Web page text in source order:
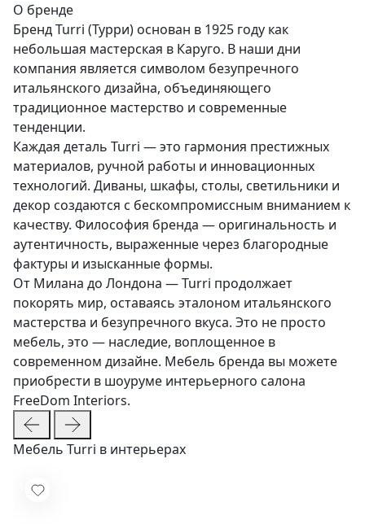
О бренде
Бренд Turri (Турри) основан в 1925 году как
небольшая мастерская в Каруго. В наши дни
компания является символом безупречного
итальянского дизайна, объединяющего
традиционное мастерство и современные
тенденции.
Каждая деталь Turri — это гармония престижных
материалов, ручной работы и инновационных
технологий. Диваны, шкафы, столы, светильники и
декор создаются с бескомпромиссным вниманием к
качеству. Философия бренда — оригинальность и
аутентичность, выраженные через благородные
фактуры и изысканные формы.
От Милана до Лондона — Turri продолжает
покорять мир, оставаясь эталоном итальянского
мастерства и безупречного вкуса. Это не просто
мебель, это — наследие, воплощенное в
современном дизайне. Мебель бренда вы можете
приобрести в шоуруме интерьерного салона
FreeDom Interiors.
Мебель Turri в интерьерах